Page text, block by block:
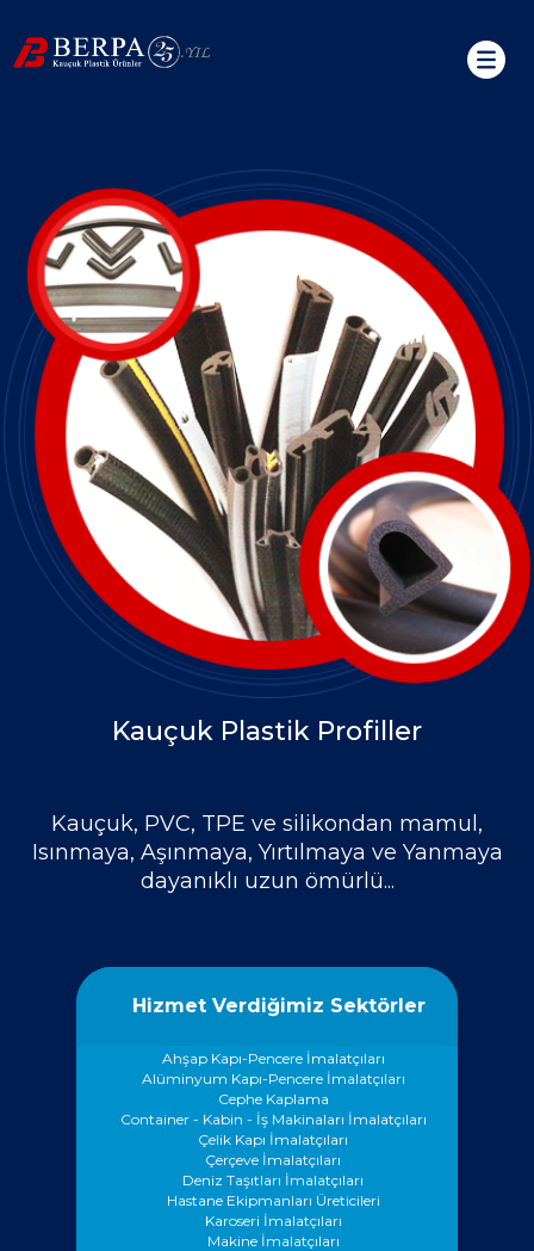
Kauçuk Plastik Profiller
Kauçuk, PVC, TPE ve silikondan mamul,
Isınmaya, Aşınmaya, Yırtılmaya ve Yanmaya
dayanıklı uzun ömürlü...
Hizmet Verdiğimiz Sektörler
Ahşap Kapı-Pencere İmalatçıları
Alüminyum Kapı-Pencere İmalatçıları
Cephe Kaplama
Container - Kabin - İş Makinaları İmalatçıları
Çelik Kapı İmalatçıları
Çerçeve İmalatçıları
Deniz Taşıtları İmalatçıları
Hastane Ekipmanları Üreticileri
Karoseri İmalatçıları
Makine İmalatçıları